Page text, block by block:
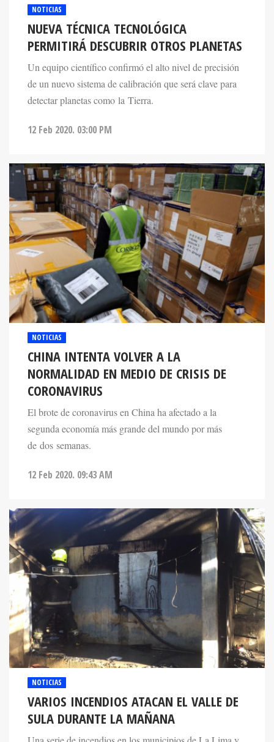
NOTICIAS
NUEVA TÉCNICA TECNOLÓGICA
PERMITIRÁ DESCUBRIR OTROS PLANETAS
Un equipo científico confirmó el alto nivel de precisión
de un nuevo sistema de calibración que será clave para
detectar planetas como la Tierra.
12 Feb 2020. 03:00 PM
NOTICIAS
CHINA INTENTA VOLVER A LA
NORMALIDAD EN MEDIO DE CRISIS DE
CORONAVIRUS
El brote de coronavirus en China ha afectado a la
segunda economía más grande del mundo por más
de dos semanas.
12 Feb 2020. 09:43 AM
NOTICIAS
VARIOS INCENDIOS ATACAN EL VALLE DE
SULA DURANTE LA MAÑANA